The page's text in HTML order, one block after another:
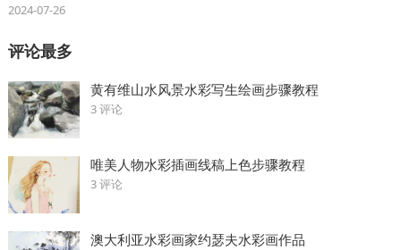
2024-07-26
评论最多
黄有维山水风景水彩写生绘画步骤教程
3 评论
唯美人物水彩插画线稿上色步骤教程
3 评论
澳大利亚水彩画家约瑟夫水彩画作品